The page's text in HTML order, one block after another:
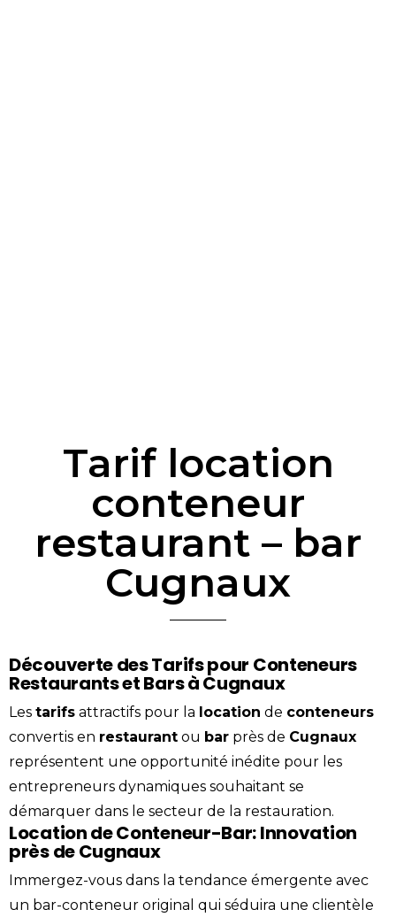
Tarif location
conteneur
restaurant – bar
Cugnaux
Découverte des Tarifs pour Conteneurs
Restaurants et Bars à Cugnaux
Les tarifs attractifs pour la location de conteneurs
convertis en restaurant ou bar près de Cugnaux
représentent une opportunité inédite pour les
entrepreneurs dynamiques souhaitant se
démarquer dans le secteur de la restauration.
Location de Conteneur-Bar: Innovation
près de Cugnaux
Immergez-vous dans la tendance émergente avec
un bar-conteneur original qui séduira une clientèle